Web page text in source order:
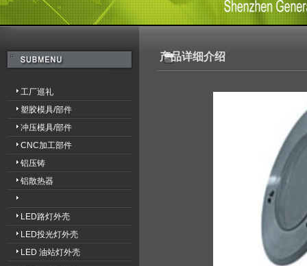
产品详细介绍
工厂巡礼
塑胶模具/部件
冲压模具/部件
CNC加工部件
铝压铸
铝散热器
LED路灯外壳
LED投光灯外壳
LED 油站灯外壳